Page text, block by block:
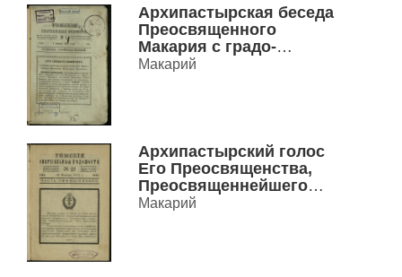
Сибири. В издании представлен
сборн...
Архипастырская беседа
Преосвященного
Макария с градо-
Томским духовенством.
Макарий
Архипастырский голос
Его Преосвященства,
Преосвященнейшего
Макария, Епископа
Макарий